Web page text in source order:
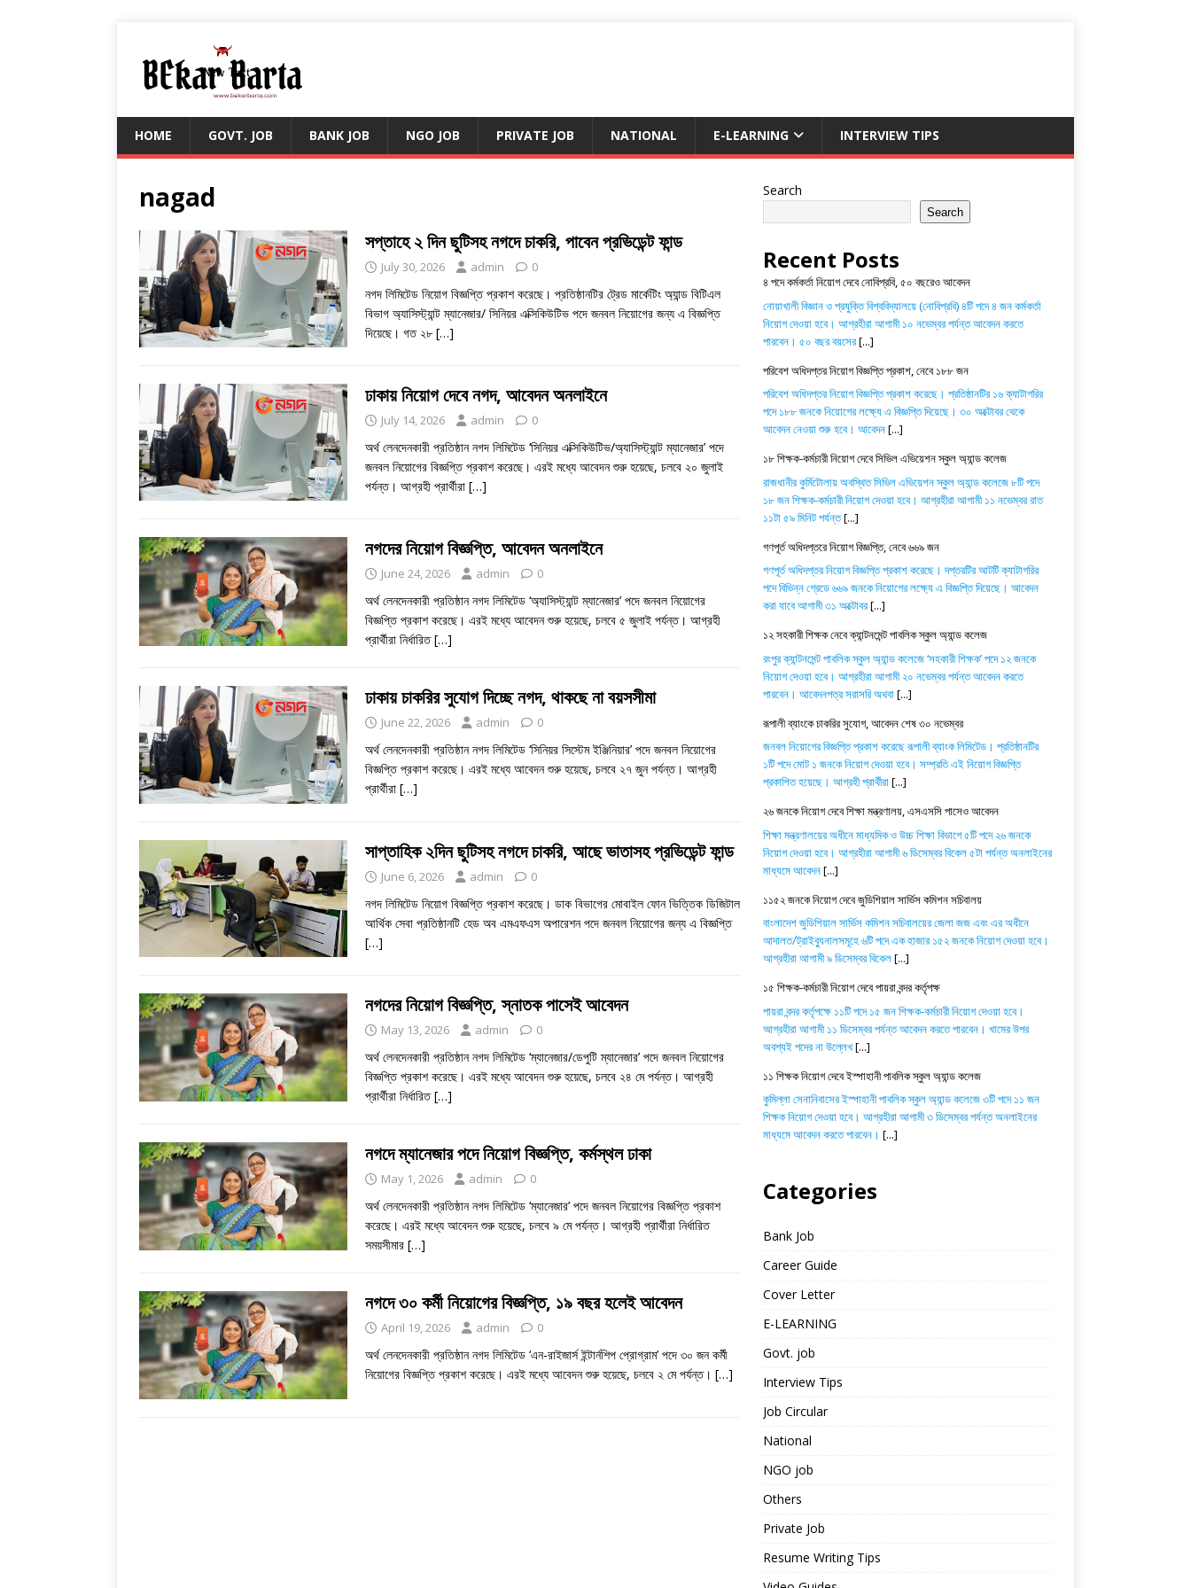
HOME GOVT. JOB BANK JOB NGO JOB PRIVATE JOB NATIONAL E-LEARNING INTERVIEW TIPS
nagad
সপ্তাহে ২ দিন ছুটিসহ নগদে চাকরি, পাবেন প্রভিডেন্ট ফান্ড
July 30, 2026 admin 0
নগদ লিমিটেড নিয়োগ বিজ্ঞপ্তি প্রকাশ করেছে। প্রতিষ্ঠানটির ট্রেড মার্কেটিং অ্যান্ড বিটিএল
বিভাগ অ্যাসিস্ট্যান্ট ম্যানেজার/ সিনিয়র এক্সিকিউটিভ পদে জনবল নিয়োগের জন্য এ বিজ্ঞপ্তি
দিয়েছে। গত ২৮[…]
ঢাকায় নিয়োগ দেবে নগদ, আবেদন অনলাইনে
July 14, 2026 admin 0
অর্থ লেনদেনকারী প্রতিষ্ঠান নগদ লিমিটেড ‘সিনিয়র এক্সিকিউটিভ/অ্যাসিস্ট্যান্ট ম্যানেজার’ পদে
জনবল নিয়োগের বিজ্ঞপ্তি প্রকাশ করেছে। এরই মধ্যে আবেদন শুরু হয়েছে, চলবে ২০ জুলাই
পর্যন্ত। আগ্রহী প্রার্থীরা […]
নগদের নিয়োগ বিজ্ঞপ্তি, আবেদন অনলাইনে
June 24, 2026 admin 0
অর্থ লেনদেনকারী প্রতিষ্ঠান নগদ লিমিটেড ‘অ্যাসিস্ট্যান্ট ম্যানেজার’ পদে জনবল নিয়োগের
বিজ্ঞপ্তি প্রকাশ করেছে। এরই মধ্যে আবেদন শুরু হয়েছে, চলবে ৫ জুলাই পর্যন্ত। আগ্রহী
প্রার্থীরা নির্ধারিত[…]
ঢাকায় চাকরির সুযোগ দিচ্ছে নগদ, থাকছে না বয়সসীমা
June 22, 2026 admin 0
অর্থ লেনদেনকারী প্রতিষ্ঠান নগদ লিমিটেড ‘সিনিয়র সিস্টেম ইঞ্জিনিয়ার’ পদে জনবল নিয়োগের
বিজ্ঞপ্তি প্রকাশ করেছে। এরই মধ্যে আবেদন শুরু হয়েছে, চলবে ২৭ জুন পর্যন্ত। আগ্রহী
প্রার্থীরা […]
সাপ্তাহিক ২দিন ছুটিসহ নগদে চাকরি, আছে ভাতাসহ প্রভিডেন্ট ফান্ড
June 6, 2026 admin 0
নগদ লিমিটেড নিয়োগ বিজ্ঞপ্তি প্রকাশ করেছে। ডাক বিভাগের মোবাইল ফোন ভিত্তিক ডিজিটাল
আর্থিক সেবা প্রতিষ্ঠানটি হেড অব এমএফএস অপারেশন পদে জনবল নিয়োগের জন্য এ বিজ্ঞপ্তি
[…]
নগদের নিয়োগ বিজ্ঞপ্তি, স্নাতক পাসেই আবেদন
May 13, 2026 admin 0
অর্থ লেনদেনকারী প্রতিষ্ঠান নগদ লিমিটেড ‘ম্যানেজার/ডেপুটি ম্যানেজার’ পদে জনবল নিয়োগের
বিজ্ঞপ্তি প্রকাশ করেছে। এরই মধ্যে আবেদন শুরু হয়েছে, চলবে ২৪ মে পর্যন্ত। আগ্রহী
প্রার্থীরা নির্ধারিত[…]
নগদে ম্যানেজার পদে নিয়োগ বিজ্ঞপ্তি, কর্মস্থল ঢাকা
May 1, 2026 admin 0
অর্থ লেনদেনকারী প্রতিষ্ঠান নগদ লিমিটেড ‘ম্যানেজার’ পদে জনবল নিয়োগের বিজ্ঞপ্তি প্রকাশ
করেছে। এরই মধ্যে আবেদন শুরু হয়েছে, চলবে ৯ মে পর্যন্ত। আগ্রহী প্রার্থীরা নির্ধারিত
সময়সীমার […]
নগদে ৩০ কর্মী নিয়োগের বিজ্ঞপ্তি, ১৯ বছর হলেই আবেদন
April 19, 2026 admin 0
অর্থ লেনদেনকারী প্রতিষ্ঠান নগদ লিমিটেড ‘এন-রাইজার্স ইন্টার্নশিপ প্রোগ্রাম’ পদে ৩০ জন কর্মী
নিয়োগের বিজ্ঞপ্তি প্রকাশ করেছে। এরই মধ্যে আবেদন শুরু হয়েছে, চলবে ২ মে পর্যন্ত। […]
Search
Search
Recent Posts
৪ পদে কর্মকর্তা নিয়োগ দেবে নোবিপ্রবি, ৫০ বছরেও আবেদন
নোয়াখালী বিজ্ঞান ও প্রযুক্তি বিশ্ববিদ্যালয়ে (নোবিপ্রবি) ৪টি পদে ৪ জন কর্মকর্তা
নিয়োগ দেওয়া হবে। আগ্রহীরা আগামী ১০ নভেম্বর পর্যন্ত আবেদন করতে
পারবেন। ৫০ বছর বয়সের[...]
পরিবেশ অধিদপ্তর নিয়োগ বিজ্ঞপ্তি প্রকাশ, নেবে ১৮৮ জন
পরিবেশ অধিদপ্তর নিয়োগ বিজ্ঞপ্তি প্রকাশ করেছে। প্রতিষ্ঠানটির ১৬ ক্যাটাগরির
পদে ১৮৮ জনকে নিয়োগের লক্ষ্যে এ বিজ্ঞপ্তি দিয়েছে। ৩০ অক্টোবর থেকে
আবেদন নেওয়া শুরু হবে। আবেদন[...]
১৮ শিক্ষক-কর্মচারী নিয়োগ দেবে সিভিল এভিয়েশন স্কুল অ্যান্ড কলেজ
রাজধানীর কুর্মিটোলায় অবস্থিত সিভিল এভিয়েশন স্কুল অ্যান্ড কলেজে ৮টি পদে
১৮ জন শিক্ষক-কর্মচারী নিয়োগ দেওয়া হবে। আগ্রহীরা আগামী ১১ নভেম্বর রাত
১১টা ৫৯ মিনিট পর্যন্ত[...]
গণপূর্ত অধিদপ্তরে নিয়োগ বিজ্ঞপ্তি, নেবে ৬৬৯ জন
গণপূর্ত অধিদপ্তর নিয়োগ বিজ্ঞপ্তি প্রকাশ করেছে। দপ্তরটির আটটি ক্যাটাগরির
পদে বিভিন্ন গ্রেডে ৬৬৯ জনকে নিয়োগের লক্ষ্যে এ বিজ্ঞপ্তি দিয়েছে। আবেদন
করা যাবে আগামী ৩১ অক্টোবর[...]
১২ সহকারী শিক্ষক নেবে ক্যান্টনমেন্ট পাবলিক স্কুল অ্যান্ড কলেজ
রংপুর ক্যান্টনমেন্ট পাবলিক স্কুল অ্যান্ড কলেজে ‘সহকারী শিক্ষক’ পদে ১২ জনকে
নিয়োগ দেওয়া হবে। আগ্রহীরা আগামী ২০ নভেম্বর পর্যন্ত আবেদন করতে
পারবেন। আবেদনপত্র সরাসরি অথবা[...]
রূপালী ব্যাংকে চাকরির সুযোগ, আবেদন শেষ ৩০ নভেম্বর
জনবল নিয়োগের বিজ্ঞপ্তি প্রকাশ করেছে রূপালী ব্যাংক লিমিটেড। প্রতিষ্ঠানটির
১টি পদে মোট ১ জনকে নিয়োগ দেওয়া হবে। সম্প্রতি এই নিয়োগ বিজ্ঞপ্তি
প্রকাশিত হয়েছে। আগ্রহী প্রার্থীরা[...]
২৬ জনকে নিয়োগ দেবে শিক্ষা মন্ত্রণালয়, এসএসসি পাসেও আবেদন
শিক্ষা মন্ত্রণালয়ের অধীনে মাধ্যমিক ও উচ্চ শিক্ষা বিভাগে ৫টি পদে ২৬ জনকে
নিয়োগ দেওয়া হবে। আগ্রহীরা আগামী ৬ ডিসেম্বর বিকেল ৫টা পর্যন্ত অনলাইনের
মাধ্যমে আবেদন[...]
১১৫২ জনকে নিয়োগ দেবে জুডিশিয়াল সার্ভিস কমিশন সচিবালয়
বাংলাদেশ জুডিশিয়াল সার্ভিস কমিশন সচিবালয়ের জেলা জজ এবং এর অধীনে
আদালত/ট্রাইব্যুনালসমূহে ৬টি পদে এক হাজার ১৫২ জনকে নিয়োগ দেওয়া হবে।
আগ্রহীরা আগামী ৯ ডিসেম্বর বিকেল[...]
১৫ শিক্ষক-কর্মচারী নিয়োগ দেবে পায়রা বন্দর কর্তৃপক্ষ
পায়রা বন্দর কর্তৃপক্ষে ১১টি পদে ১৫ জন শিক্ষক-কর্মচারী নিয়োগ দেওয়া হবে।
আগ্রহীরা আগামী ১১ ডিসেম্বর পর্যন্ত আবেদন করতে পারবেন। খামের উপর
অবশ্যই পদের না উল্লেখ[...]
১১ শিক্ষক নিয়োগ দেবে ইস্পাহানী পাবলিক স্কুল অ্যান্ড কলেজ
কুমিল্লা সেনানিবাসের ইস্পাহানী পাবলিক স্কুল অ্যান্ড কলেজে ৩টি পদে ১১ জন
শিক্ষক নিয়োগ দেওয়া হবে। আগ্রহীরা আগামী ৩ ডিসেম্বর পর্যন্ত অনলাইনের
মাধ্যমে আবেদন করতে পারবেন। [...]
Categories
Bank Job
Career Guide
Cover Letter
E-LEARNING
Govt. job
Interview Tips
Job Circular
National
NGO job
Others
Private Job
Resume Writing Tips